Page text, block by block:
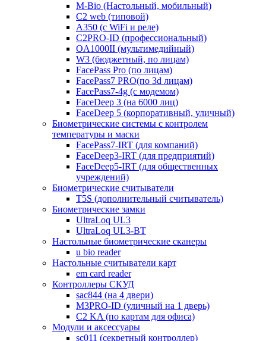
M-Bio (Настольный, мобильный)
С2 web (типовой)
A350 (с WiFi и реле)
C2PRO-ID (профессиональный)
OA1000II (мультимедийный)
W3 (бюджетный, по лицам)
FacePass Pro (по лицам)
FacePass7 PRO(по 3d лицам)
FacePass7-4g (с модемом)
FaceDeep 3 (на 6000 лиц)
FaceDeep 5 (корпоративный, уличный)
Биометрические системы с контролем
температуры и маски
FacePass7-IRT (для компаний)
FaceDeep3-IRT (для предприятий)
FaceDeep5-IRT (для общественных
учреждений)
Биометрические считыватели
T5S (дополнительный считыватель)
Биометрические замки
UltraLoq UL3
UltraLoq UL3-BT
Настольные биометрические сканеры
u bio reader
Настольные считыватели карт
em card reader
Контроллеры СКУД
sac844 (на 4 двери)
M3PRO-ID (уличный на 1 дверь)
C2 KA (по картам для офиса)
Модули и аксессуары
sc011 (секретный контроллер)